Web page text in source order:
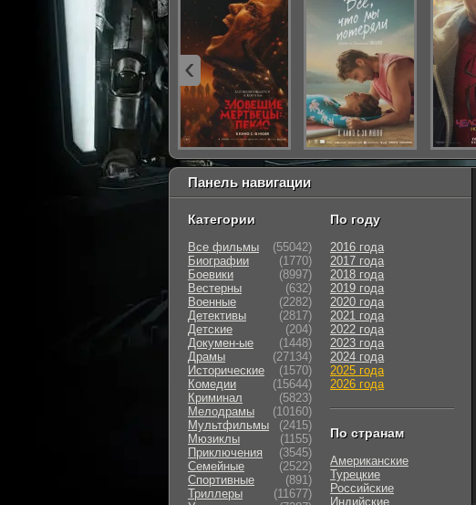
Панель навигации
Категории
Все фильмы
(55042)
Биографии
(1770)
Боевики
(8997)
Вестерны
(632)
Военные
(2282)
Детективы
(2817)
Детские
(204)
Докумен-ые
(1448)
Драмы
(27134)
Исторические
(1570)
Комедии
(15644)
Криминал
(5823)
Мелодрамы
(10160)
Мультфильмы
(2415)
Мюзиклы
(1155)
Приключения
(3545)
Семейные
(2522)
Cпортивные
(891)
Триллеры
(11677)
По году
2016 года
2017 года
2018 года
2019 года
2020 года
2021 года
2022 года
2023 года
2024 года
2025 года
2026 года
По странам
Американские
Турецкие
Российские
Индийские
‹